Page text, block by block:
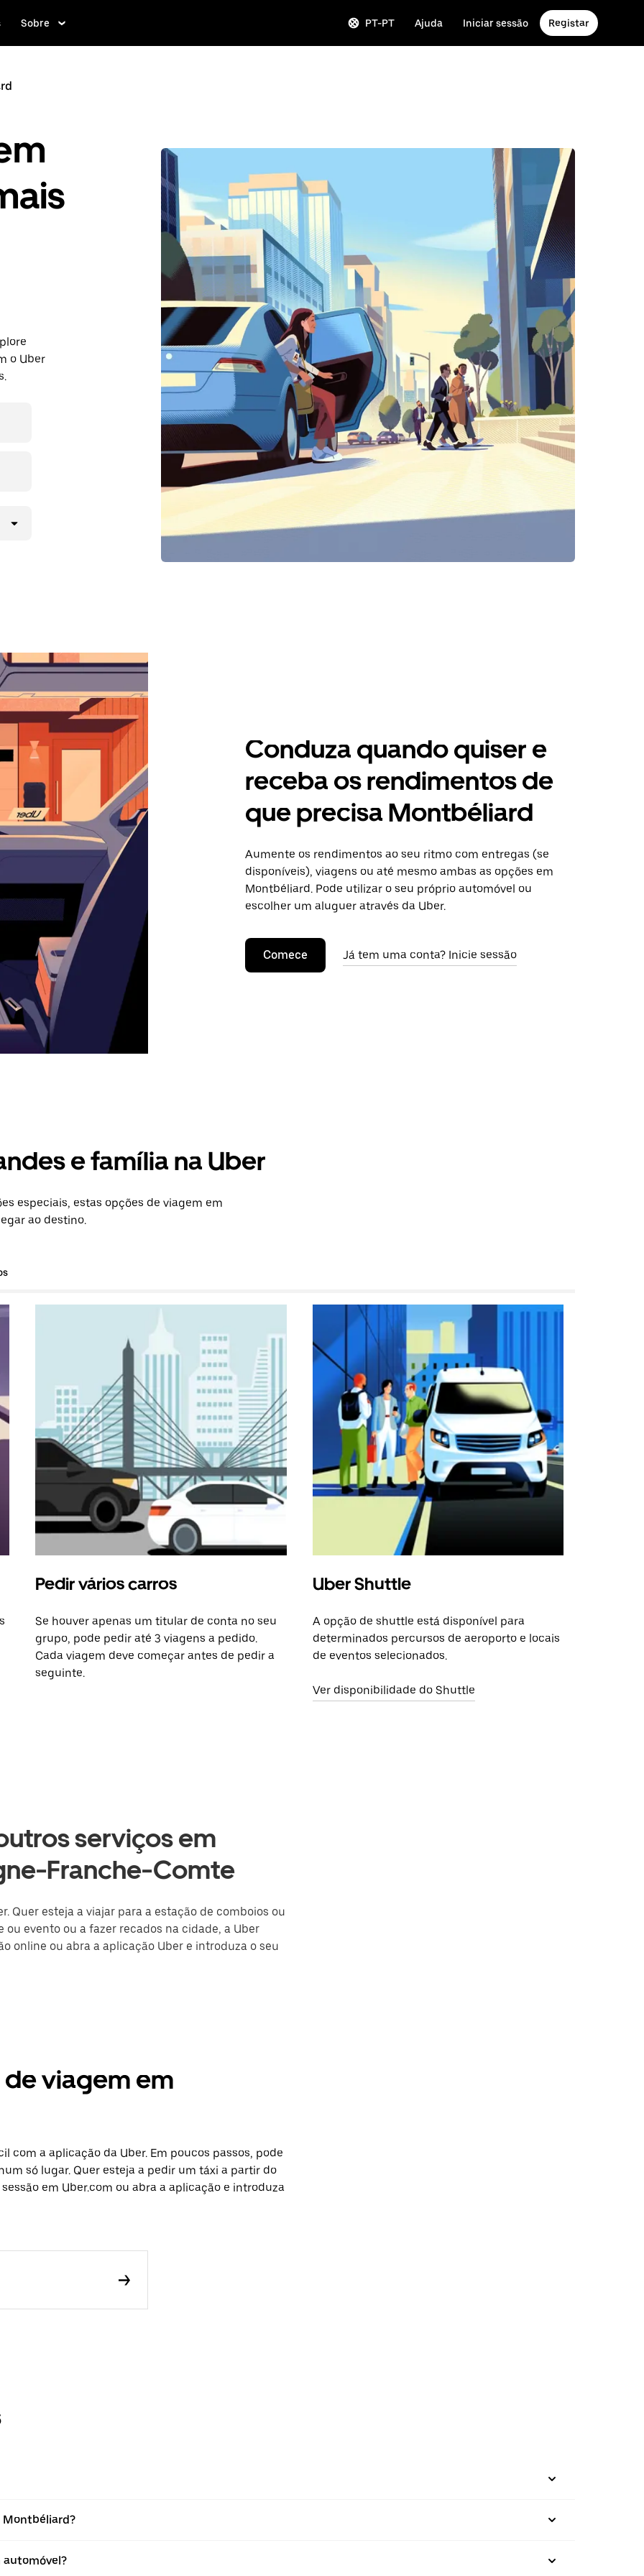
Sobre PT-PT Ajuda Iniciar sessão Registar
o Uber
Conduza quando quiser e
receba os rendimentos de
que precisa Montbéliard
Aumente os rendimentos ao seu ritmo com entregas (se
disponíveis), viagens ou até mesmo ambas as opções em
Montbéliard. Pode utilizar o seu próprio automóvel ou
escolher um aluguer através da Uber.
Comece Já tem uma conta? Inicie sessão
e família na Uber
especiais, estas opções de viagem em
ao destino.
Pedir vários carros
Se houver apenas um titular de conta no seu
grupo, pode pedir até 3 viagens a pedido.
Cada viagem deve começar antes de pedir a
seguinte.
Uber Shuttle
A opção de shuttle está disponível para
determinados percursos de aeroporto e locais
de eventos selecionados.
Ver disponibilidade do Shuttle
serviços em
Franche-Comte
Quer esteja a viajar para a estação de comboios ou
evento ou a fazer recados na cidade, a Uber
online ou abra a aplicação Uber e introduza o seu
viagem em
a aplicação da Uber. Em poucos passos, pode
só lugar. Quer esteja a pedir um táxi a partir do
em Uber.com ou abra a aplicação e introduza
Montbéliard?
automóvel?